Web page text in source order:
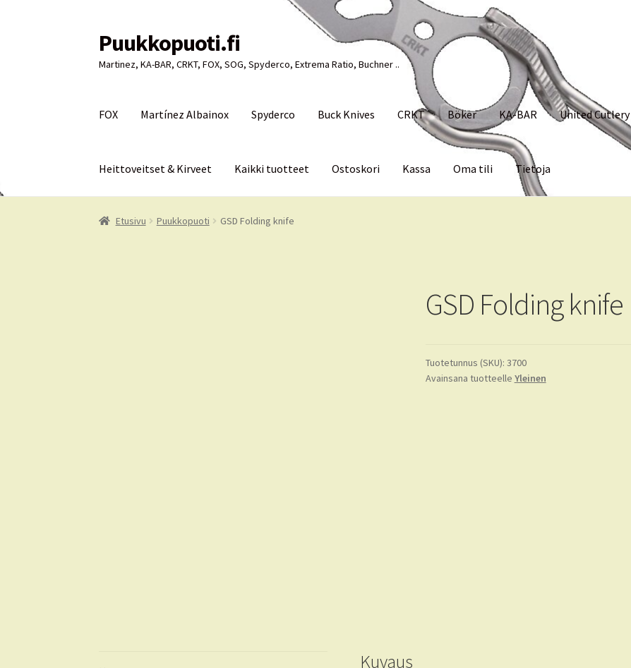
Siirry
navigointiin
Siirry
sisältöön
Puukkopuoti.fi
Martinez, KA-BAR, CRKT, FOX, SOG, Spyderco, Extrema Ratio, Buchner ..
FOX Martínez Albainox Spyderco Buck Knives CRKT Böker KA-BAR United Cutlery
Heittoveitset & Kirveet Kaikki tuotteet Ostoskori Kassa Oma tili Tietoja
Etusivu Puukkopuoti Ostoskori Kassa Oma tili
Etusivu Puukkopuoti GSD Folding knife
GSD Folding knife
Tuotetunnus (SKU): 3700
Avainsana tuotteelle Yleinen
Kuvaus